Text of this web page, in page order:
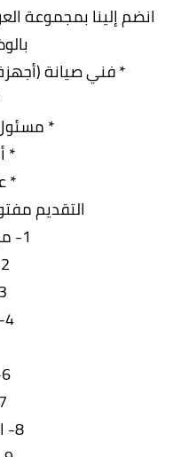
انضم إلينا بمجموعة
* فني صيانة
*
*
*
التقديم
1- مرسى مطروح
2- الغردقة
3- البحيرة
4- الدقهلية
6- الشرقية
7- الغربية
8- الاسماعيلية